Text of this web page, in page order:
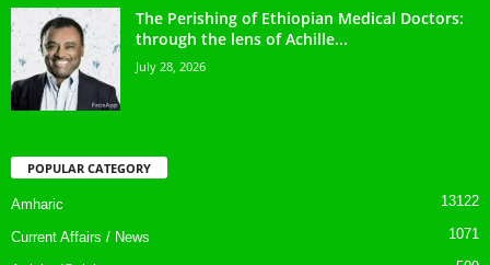
The Perishing of Ethiopian Medical Doctors:
through the lens of Achille...
July 28, 2026
POPULAR CATEGORY
Amharic 13122
Current Affairs / News 1071